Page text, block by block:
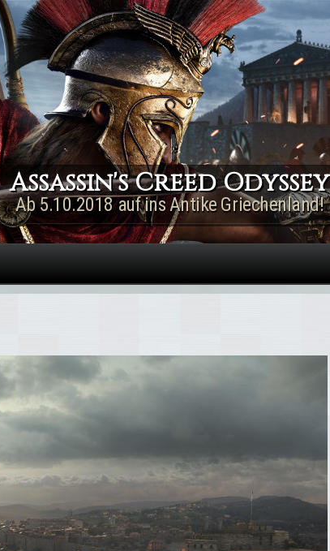
Direkt zum Inhalt
Assassin's Creed Rogue
Remastered
Jetzt für PS4 & Xbox One!